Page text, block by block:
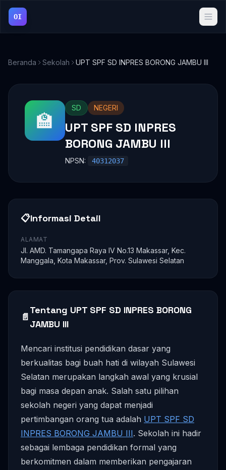
OI
Beranda Sekolah UPT SPF SD INPRES BORONG JAMBU III
🏫
SD NEGERI
UPT SPF SD INPRES
BORONG JAMBU III
NPSN: 40312037
📋Informasi Detail
ALAMAT
Jl. AMD. Tamangapa Raya IV No.13 Makassar, Kec.
Manggala, Kota Makassar, Prov. Sulawesi Selatan
📄
Tentang UPT SPF SD INPRES BORONG
JAMBU III
Mencari institusi pendidikan dasar yang
berkualitas bagi buah hati di wilayah Sulawesi
Selatan merupakan langkah awal yang krusial
bagi masa depan anak. Salah satu pilihan
sekolah negeri yang dapat menjadi
pertimbangan orang tua adalah UPT SPF SD
INPRES BORONG JAMBU III. Sekolah ini hadir
sebagai lembaga pendidikan formal yang
berkomitmen dalam memberikan pengajaran